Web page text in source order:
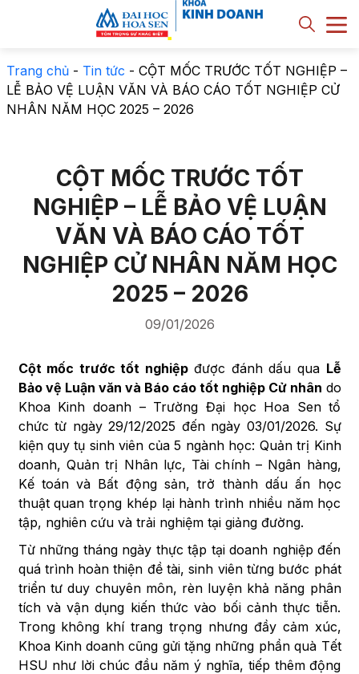
Trang chủ - Tin tức - CỘT MỐC TRƯỚC TỐT NGHIỆP –
LỄ BẢO VỆ LUẬN VĂN VÀ BÁO CÁO TỐT NGHIỆP CỬ
NHÂN NĂM HỌC 2025 – 2026
CỘT MỐC TRƯỚC TỐT
NGHIỆP – LỄ BẢO VỆ LUẬN
VĂN VÀ BÁO CÁO TỐT
NGHIỆP CỬ NHÂN NĂM HỌC
2025 – 2026
09/01/2026
Cột mốc trước tốt nghiệpđược đánh dấu qua Lễ
Bảo vệ Luận văn và Báo cáo tốt nghiệp Cử nhân do
Khoa Kinh doanh – Trường Đại học Hoa Sen tổ
chức từ ngày 29/12/2025 đến ngày 03/01/2026. Sự
kiện quy tụ sinh viên của 5 ngành học: Quản trị Kinh
doanh, Quản trị Nhân lực, Tài chính – Ngân hàng,
Kế toán và Bất động sản, trở thành dấu ấn học
thuật quan trọng khép lại hành trình nhiều năm học
tập, nghiên cứu và trải nghiệm tại giảng đường.
Từ những tháng ngày thực tập tại doanh nghiệp đến
quá trình hoàn thiện đề tài, sinh viên từng bước phát
triển tư duy chuyên môn, rèn luyện khả năng phân
tích và vận dụng kiến thức vào bối cảnh thực tiễn.
Trong không khí trang trọng nhưng đầy cảm xúc,
Khoa Kinh doanh cũng gửi tặng những phần quà Tết
HSU như lời chúc đầu năm ý nghĩa, tiếp thêm động